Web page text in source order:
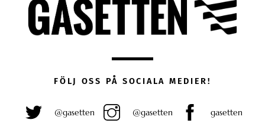
FÖLJ OSS PÅ SOCIALA MEDIER!
@gasetten @gasetten gasetten